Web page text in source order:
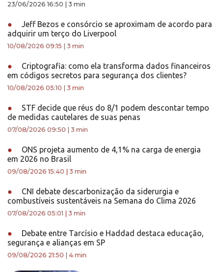
23/06/2026 16:50 3 min
●
Jeff Bezos e consórcio se aproximam de acordo para
adquirir um terço do Liverpool
10/08/2026 09:15 3 min
●
Criptografia: como ela transforma dados financeiros
em códigos secretos para segurança dos clientes?
10/08/2026 05:10 3 min
●
STF decide que réus do 8/1 podem descontar tempo
de medidas cautelares de suas penas
07/08/2026 09:50 3 min
●
ONS projeta aumento de 4,1% na carga de energia
em 2026 no Brasil
09/08/2026 15:40 3 min
●
CNI debate descarbonização da siderurgia e
combustíveis sustentáveis na Semana do Clima 2026
07/08/2026 05:01 3 min
●
Debate entre Tarcísio e Haddad destaca educação,
segurança e alianças em SP
09/08/2026 21:50 4 min